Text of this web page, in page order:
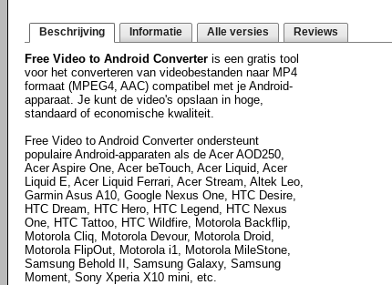
Beschrijving Informatie Alle versies Reviews
Free Video to Android Converter is een gratis tool
voor het converteren van videobestanden naar MP4
formaat (MPEG4, AAC) compatibel met je Android-
apparaat. Je kunt de video's opslaan in hoge,
standaard of economische kwaliteit.
Free Video to Android Converter ondersteunt
populaire Android-apparaten als de Acer AOD250,
Acer Aspire One, Acer beTouch, Acer Liquid, Acer
Liquid E, Acer Liquid Ferrari, Acer Stream, Altek Leo,
Garmin Asus A10, Google Nexus One, HTC Desire,
HTC Dream, HTC Hero, HTC Legend, HTC Nexus
One, HTC Tattoo, HTC Wildfire, Motorola Backflip,
Motorola Cliq, Motorola Devour, Motorola Droid,
Motorola FlipOut, Motorola i1, Motorola MileStone,
Samsung Behold II, Samsung Galaxy, Samsung
Moment, Sony Xperia X10 mini, etc.